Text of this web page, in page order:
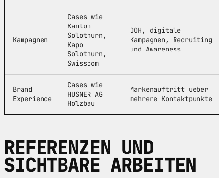
Kampagnen
Cases wie
Kanton
Solothurn,
Kapo
Solothurn,
Swisscom
OOH, digitale
Kampagnen, Recruiting
und Awareness
Brand
Experience
Cases wie
HUSNER AG
Holzbau
Markenauftritt ueber
mehrere Kontaktpunkte
REFERENZEN UND
SICHTBARE ARBEITEN